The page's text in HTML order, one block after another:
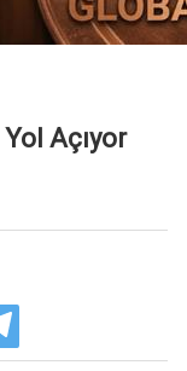
Yol Açıyor